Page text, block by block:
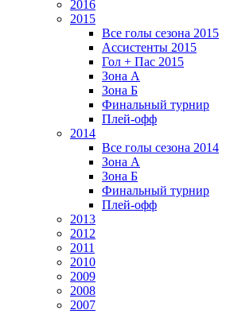
2016
2015
Все голы сезона 2015
Ассистенты 2015
Гол + Пас 2015
Зона А
Зона Б
Финальный турнир
Плей-офф
2014
Все голы сезона 2014
Зона А
Зона Б
Финальный турнир
Плей-офф
2013
2012
2011
2010
2009
2008
2007